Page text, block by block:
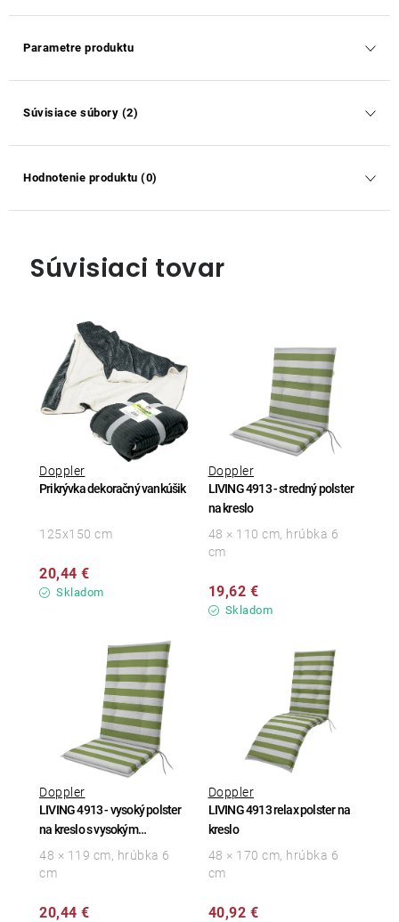
Parametre produktu
Súvisiace súbory (2)
Hodnotenie produktu (0)
Súvisiaci tovar
Prikrývka dekoračný vankúšik
Doppler
Skladom
20,44 €
125x150 cm
LIVING 4913 - stredný polster
na kreslo
Doppler
Skladom
19,62 €
48 × 110 cm, hrúbka 6
cm
LIVING 4913 - vysoký polster
na kreslo s vysokým
operadlom
Doppler
20,44 €
48 × 119 cm, hrúbka 6
cm
LIVING 4913 relax polster na
kreslo
Doppler
40,92 €
48 × 170 cm, hrúbka 6
cm